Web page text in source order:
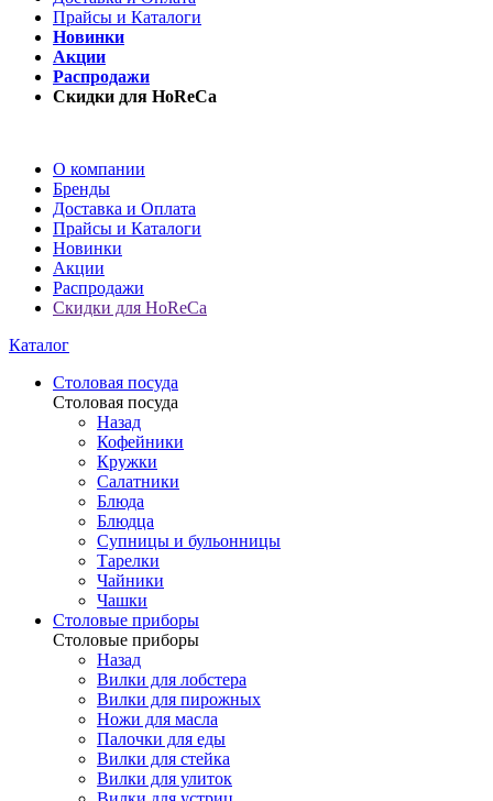
Прайсы и Каталоги
Новинки
Акции
Распродажи
Скидки для HoReCa
О компании
Бренды
Доставка и Оплата
Прайсы и Каталоги
Новинки
Акции
Распродажи
Скидки для HoReCa
Каталог
Столовая посуда
Столовая посуда
Назад
Кофейники
Кружки
Салатники
Блюда
Блюдца
Супницы и бульонницы
Тарелки
Чайники
Чашки
Cтоловые приборы
Cтоловые приборы
Назад
Вилки для лобстера
Вилки для пирожных
Ножи для масла
Палочки для еды
Вилки для стейка
Вилки для улиток